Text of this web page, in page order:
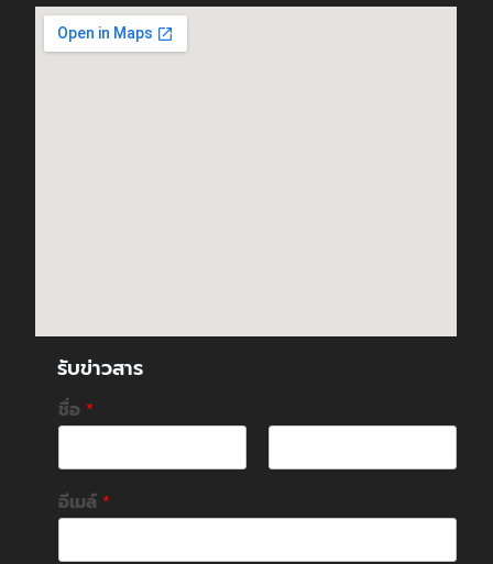
รับข่าวสาร
ชื่อ *
F
i
r
L
อีเมล์ *